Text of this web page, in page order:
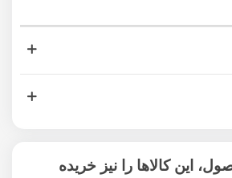
این کالاها را نیز خریده